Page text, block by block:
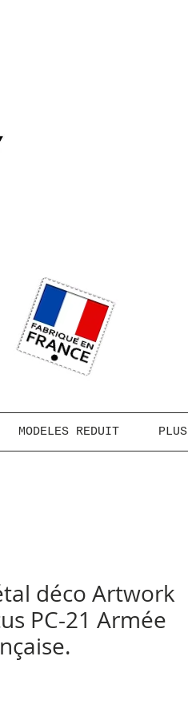
MODELES REDUIT PLUS
déco Artwork
PC-21 Armée